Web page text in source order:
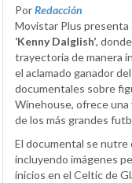
PorRedacción
Movistar Plus
‘Kenny Dalglish’,
trayectoria de manera
el aclamado ganador
documentales sobre
Winehouse, ofrece una
de los más grandes
El documental se
incluyendo imágenes
inicios en el Celtic de